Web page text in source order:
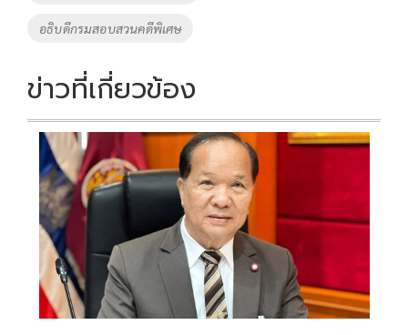
อธิบดีกรมสอบสวนคดีพิเศษ
ข่าวที่เกี่ยวข้อง